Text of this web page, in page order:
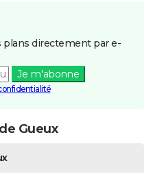
plans directement par e-
Je m'abonne
Gueux